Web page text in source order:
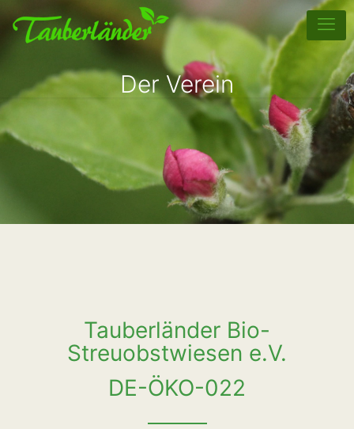
Der Verein
Tauberländer Bio-
Streuobstwiesen e.V.
DE-ÖKO-022